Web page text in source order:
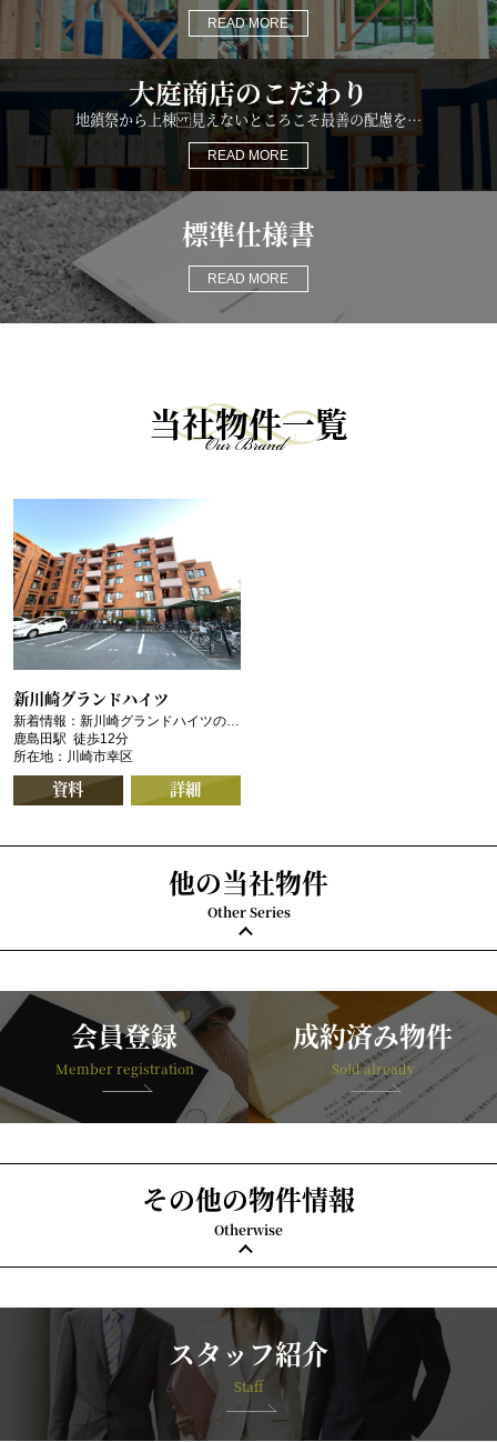
READ MORE
大庭商店のこだわり
地鎮祭から上棟 見えないところこそ最善の配慮を…
READ MORE
標準仕様書
READ MORE
当社物件一覧
新川崎グランドハイツ
新着情報：新川崎グランドハイツの空室情報ならコチラ。今となっては...
鹿島田駅 徒歩12分
所在地：川崎市幸区
資料 詳細
他の当社物件
Other Series
会員登録
Member registration
成約済み物件
Sold already
その他の物件情報
Otherwise
スタッフ紹介
Staff